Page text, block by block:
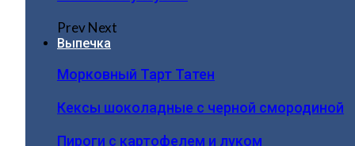
PrevNext
Выпечка
Морковный Тарт Татен
Кексы шоколадные с черной смородиной
Пироги c картофелем и луком